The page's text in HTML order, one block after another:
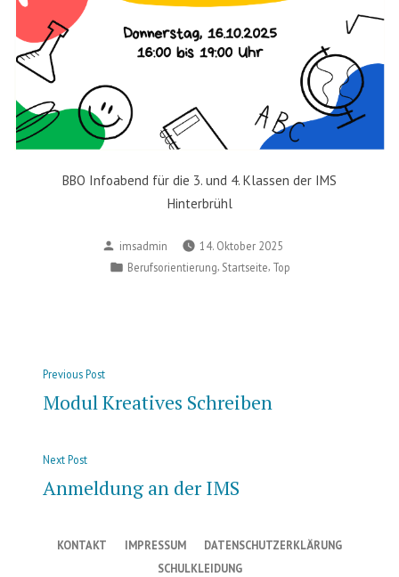
BBO Infoabend für die 3. und 4. Klassen der IMS
Hinterbrühl
Posted
by
imsadmin
14. Oktober 2025
Posted
Berufsorientierung Startseite Top
Beitragsnavigation
Previous PostPrevious
post:
Modul Kreatives Schreiben
Next PostNext
post:
Anmeldung an der IMS
KONTAKT IMPRESSUM
DATENSCHUTZERKLÄRUNG
SCHULKLEIDUNG